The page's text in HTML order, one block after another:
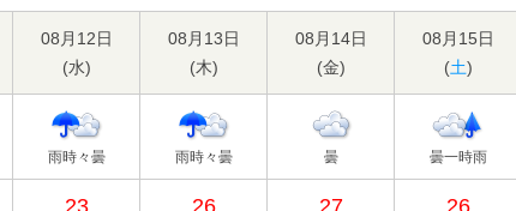
08月12日
(水)
08月13日
(木)
08月14日
(金)
08月15日
(土)
雨時々曇 雨時々曇 曇 曇一時雨
23 26 27 26